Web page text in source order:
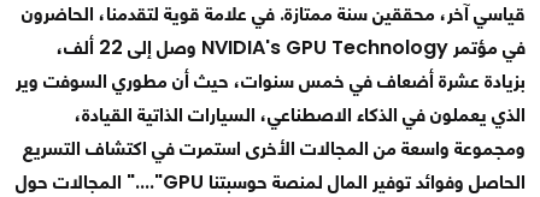
قياسي آخر، محققين سنة ممتازة. في علامة قوية لتقدمنا، الحاضرون
في مؤتمر NVIDIA's GPU Technology وصل إلى 22 ألف،
بزيادة عشرة أضعاف في خمس سنوات، حيث أن مطوري السوفت وير
الذي يعملون في الذكاء الاصطناعي، السيارات الذاتية القيادة،
ومجموعة واسعة من المجالات الأخرى استمرت في اكتشاف التسريع
الحاصل وفوائد توفير المال لمنصة حوسبتنا GPU"...." المجالات حول